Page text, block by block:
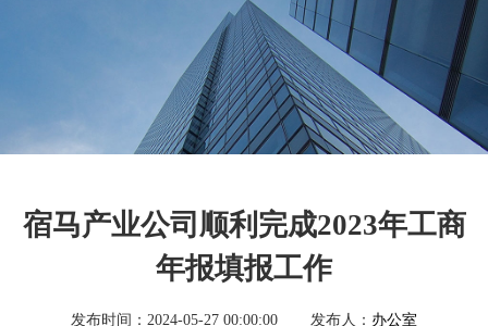
宿马产业公司顺利完成2023年工商
年报填报工作
发布时间：2024-05-27 00:00:00 发布人： 办公室